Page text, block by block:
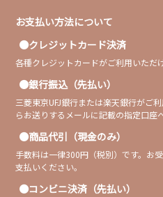
お支払い方法について
クレジットカード決済
各種クレジットカードがご利用いただけ
銀行振込（先払い）
三菱東京UFJ銀行または楽天銀行がご
らお送りするメールに記載の指定口座
商品代引（現金のみ）
手数料は一律300円（税別）です。お
支払いください。
コンビニ決済（先払い）